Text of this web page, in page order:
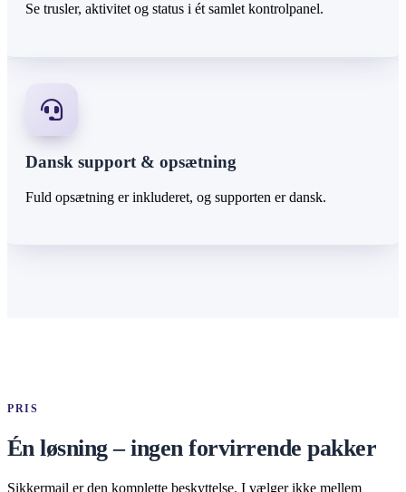
Se trusler, aktivitet og status i ét samlet kontrolpanel.
Dansk support & opsætning
Fuld opsætning er inkluderet, og supporten er dansk.
PRIS
Én løsning – ingen forvirrende pakker
Sikkermail er den komplette beskyttelse. I vælger ikke mellem